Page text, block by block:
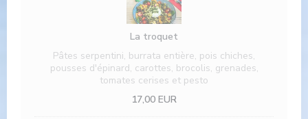
La troquet
Pâtes serpentini, burrata entière, pois chiches,
pousses d'épinard, carottes, brocolis, grenades,
tomates cerises et pesto
17,00 EUR